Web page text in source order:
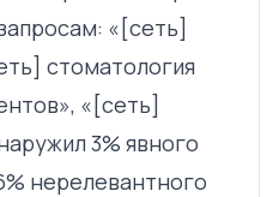
«[сеть]
стоматология
«[сеть]
3% явного
нерелевантного